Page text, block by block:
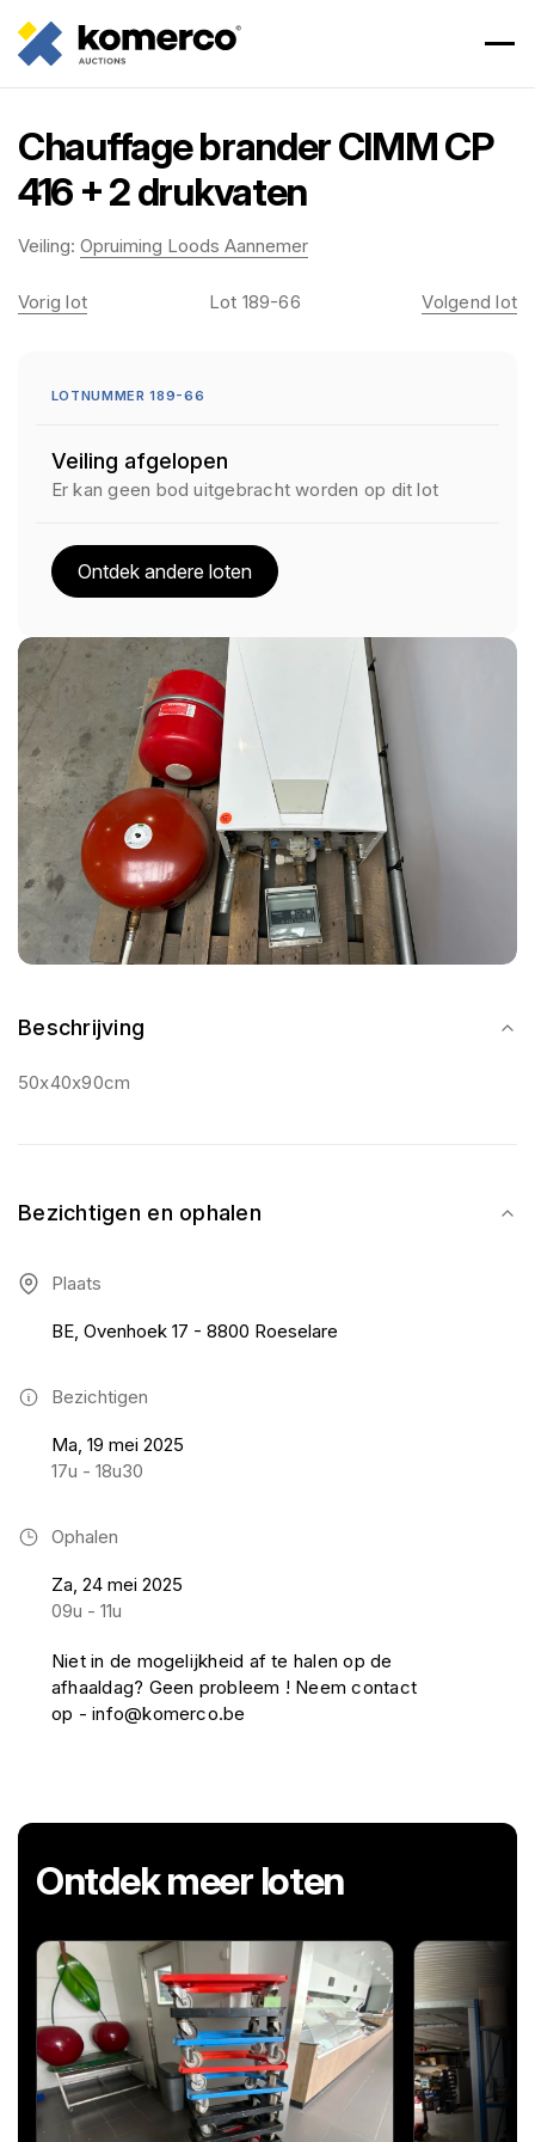
Chauffage brander CIMM CP
416 + 2 drukvaten
Veiling: Opruiming Loods Aannemer
Beschrijving
50x40x90cm
Bezichtigen en ophalen
Plaats
BE, Ovenhoek 17 - 8800 Roeselare
Bezichtigen
Ma, 19 mei 2025
17u - 18u30
Ophalen
Za, 24 mei 2025
09u - 11u
Niet in de mogelijkheid af te halen op de
afhaaldag? Geen probleem ! Neem contact
op - info@komerco.be
Vorig lot Lot 189-66 Volgend lot
LOTNUMMER 189-66
Veiling afgelopen
Er kan geen bod uitgebracht worden op dit lot
Ontdek andere loten
Ontdek meer loten